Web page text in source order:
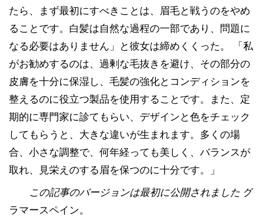
たら、まず最初にすべきことは、眉毛と戦うのをやめ
ることです。白髪は自然な過程の一部であり、問​​題に
なる必要はありません」と彼女は締めくくった。 「私
がお勧めするのは、過剰な毛抜きを避け、その部分の
皮膚を十分に保湿し、毛髪の強化とコンディションを
整えるのに役立つ製品を使用することです。また、定
期的に専門家に診てもらい、デザインと色をチェック
してもらうと、大きな違いが生まれます。多くの場
合、小さな調整で、何年経っても美しく、バランスが
取れ、見栄えのする眉を保つのに十分です。」
この記事のバージョンは最初に公開されました グ
ラマースペイン。